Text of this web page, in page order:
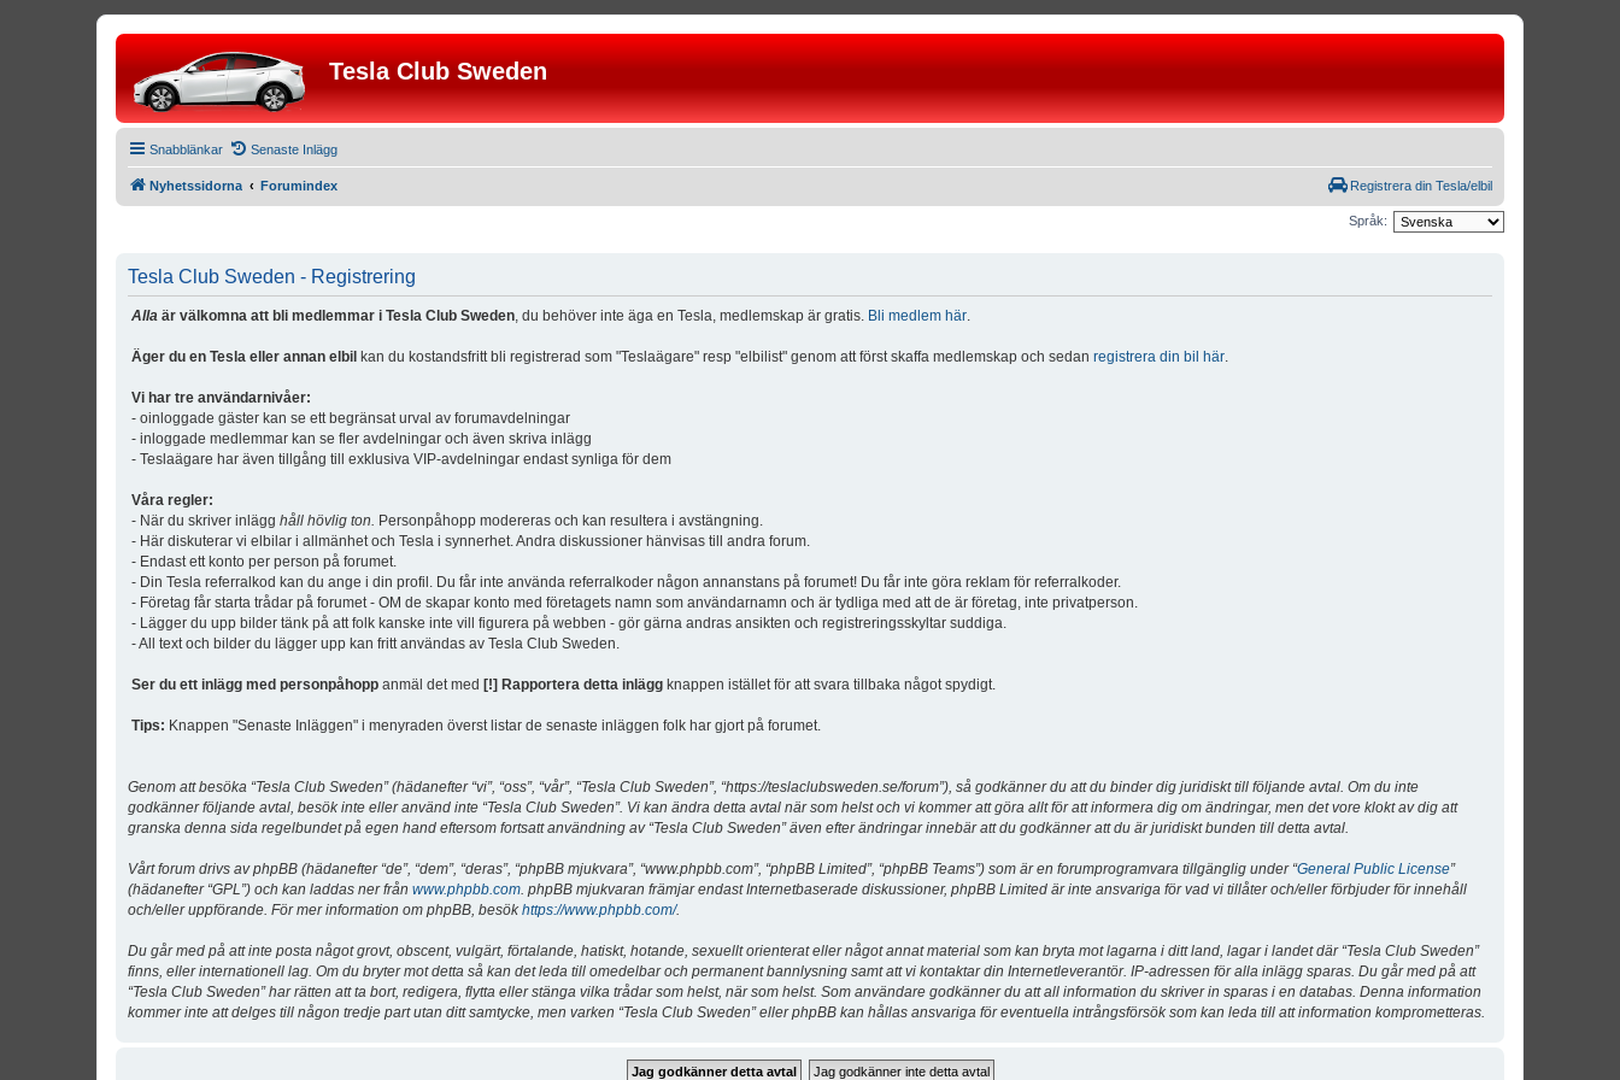
Tesla Club Sweden
Snabblänkar Senaste Inlägg
Nyhetssidorna Forumindex Registrera din Tesla/elbil
Språk:
Tesla Club Sweden - Registrering
Alla är välkomna att bli medlemmar i Tesla Club Sweden , du behöver inte äga en Tesla, medlemskap är gratis. Bli medlem här
Äger du en Tesla eller annan elbil kan du kostandsfritt bli registrerad som "Teslaägare" resp "elbilist" genom att först skaffa medlemskap och sedan registrera din bil här
Vi har tre användarnivåer:
- oinloggade gäster kan se ett begränsat urval av forumavdelningar
- inloggade medlemmar kan se fler avdelningar och även skriva inlägg
- Teslaägare har även tillgång till exklusiva VIP-avdelningar endast synliga för dem
Våra regler:
- När du skriver inlägg håll hövlig ton. Personpåhopp modereras och kan resultera i avstängning.
- Här diskuterar vi elbilar i allmänhet och Tesla i synnerhet. Andra diskussioner hänvisas till andra forum.
- Endast ett konto per person på forumet.
- Din Tesla referralkod kan du ange i din profil. Du får inte använda referralkoder någon annanstans på forumet! Du får inte göra reklam för referralkoder.
- Företag får starta trådar på forumet - OM de skapar konto med företagets namn som användarnamn och är tydliga med att de är företag, inte privatperson.
- Lägger du upp bilder tänk på att folk kanske inte vill figurera på webben - gör gärna andras ansikten och registreringsskyltar suddiga.
- All text och bilder du lägger upp kan fritt användas av Tesla Club Sweden.
Ser du ett inlägg med personpåhopp anmäl det med [!] Rapportera detta inlägg knappen istället för att svara tillbaka något spydigt.
Tips: Knappen "Senaste Inläggen" i menyraden överst listar de senaste inläggen folk har gjort på forumet.
Genom att besöka “Tesla Club Sweden” (hädanefter “vi”, “oss”, “vår”, “Tesla Club Sweden”, “https://teslaclubsweden.se/forum”), så godkänner du att du binder dig juridiskt till följande avtal. Om du inte
godkänner följande avtal, besök inte eller använd inte “Tesla Club Sweden”. Vi kan ändra detta avtal när som helst och vi kommer att göra allt för att informera dig om ändringar, men det vore klokt av dig att
granska denna sida regelbundet på egen hand eftersom fortsatt användning av “Tesla Club Sweden” även efter ändringar innebär att du godkänner att du är juridiskt bunden till detta avtal.
Vårt forum drivs av phpBB (hädanefter “de”, “dem”, “deras”, “phpBB mjukvara”, “www.phpbb.com”, “phpBB Limited”, “phpBB Teams”) som är en forumprogramvara tillgänglig under “General Public License”
(hädanefter “GPL”) och kan laddas ner från www.phpbb.com . phpBB mjukvaran främjar endast Internetbaserade diskussioner, phpBB Limited är inte ansvariga för vad vi tillåter och/eller förbjuder för innehåll
och/eller uppförande. För mer information om phpBB, besökhttps://www.phpbb.com/.
Du går med på att inte posta något grovt, obscent, vulgärt, förtalande, hatiskt, hotande, sexuellt orienterat eller något annat material som kan bryta mot lagarna i ditt land, lagar i landet där “Tesla Club Sweden”
finns, eller internationell lag. Om du bryter mot detta så kan det leda till omedelbar och permanent bannlysning samt att vi kontaktar din Internetleverantör. IP-adressen för alla inlägg sparas. Du går med på att
“Tesla Club Sweden” har rätten att ta bort, redigera, flytta eller stänga vilka trådar som helst, när som helst. Som användare godkänner du att all information du skriver in sparas i en databas. Denna information
kommer inte att delges till någon tredje part utan ditt samtycke, men varken “Tesla Club Sweden” eller phpBB kan hållas ansvariga för eventuella intrångsförsök som kan leda till att information komprometteras.